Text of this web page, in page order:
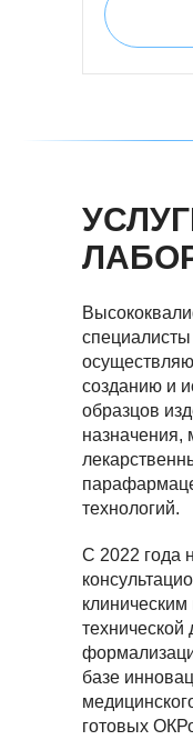
созданию и
образцов
назначения,
технологий.
С 2022 года
технической
базе
готовых